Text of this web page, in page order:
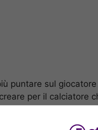
puntare sul
per il calciatore
famiglia